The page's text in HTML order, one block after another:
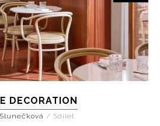
DECORATION
/ Sdílet